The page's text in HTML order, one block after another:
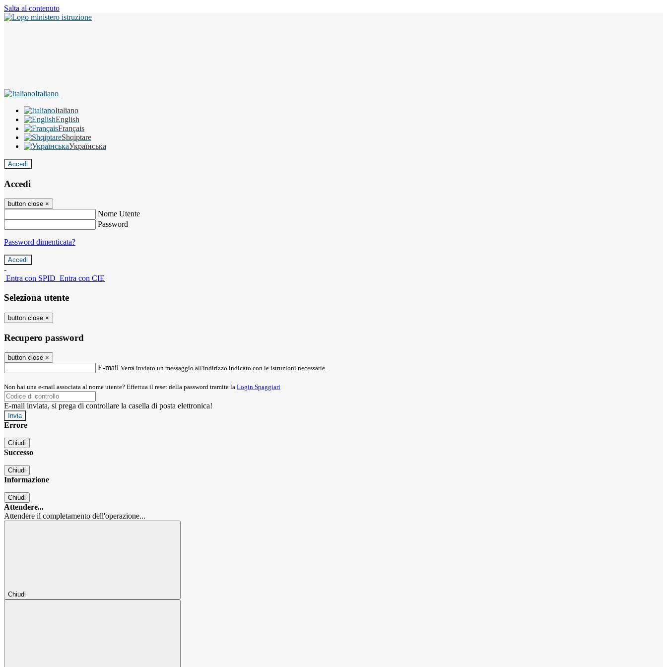
Salta al contenuto
Italiano
Italiano
English
Français
Shqiptare
Українська
Accedi
Accedi
button close ×
Nome Utente
Password
Password dimenticata?
-
Entra con SPID Entra con CIE
Seleziona utente
button close ×
Recupero password
button close ×
E-mail Verrà inviato un messaggio all'indirizzo indicato con le istruzioni necessarie.
Non hai una e-mail associata al nome utente? Effettua il reset della password tramite la Login Spaggiari
E-mail inviata, si prega di controllare la casella di posta elettronica!
Errore
Chiudi
Successo
Chiudi
Informazione
Chiudi
Attendere...
Attendere il completamento dell'operazione...
Chiudi